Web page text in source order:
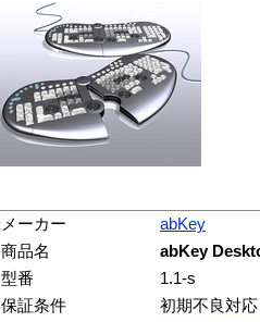
メーカー
abKey
商品名
abKey
型番
1.1-s
保証条件
初期不良対